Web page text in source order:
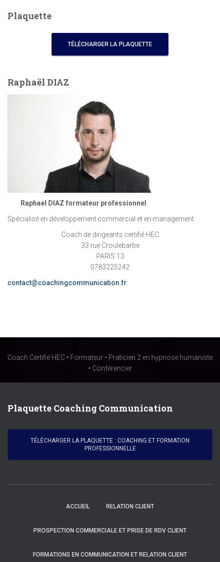
Plaquette
TÉLÉCHARGER LA PLAQUETTE
Raphaël DIAZ
Raphael DIAZ formateur professionnel
Spécialisé en développement commercial et en management
Coach de dirigeants certifié HEC
33 rue Croulebarbe
PARIS 13
0783225242
contact@coachingcommunication.fr
Coach Certifié HEC • Formateur • Praticien 2 en hypnose humaniste
• Conférencier
Plaquette Coaching Communication
TÉLÉCHARGER LA PLAQUETTE : COACHING ET FORMATION
PROFESSIONNELLE
ACCUEIL RELATION CLIENT
PROSPECTION COMMERCIALE ET PRISE DE RDV CLIENT
FORMATIONS EN COMMUNICATION ET RELATION CLIENT